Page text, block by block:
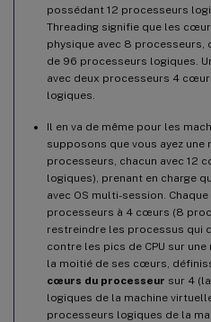
possédant 12 processeurs
Threading signifie que les
physique avec 8 processeurs,
de 96 processeurs logiques.
avec deux processeurs 4
logiques.
Il en va de même pour les
supposons que vous ayez une
processeurs, chacun avec 12
logiques), prenant en charge
avec OS multi-session.
processeurs à 4 cœurs (8
restreindre les processus qui
contre les pics de CPU sur
la moitié de ses cœurs,
cœurs du processeur sur 4
logiques de la machine
processeurs logiques de la